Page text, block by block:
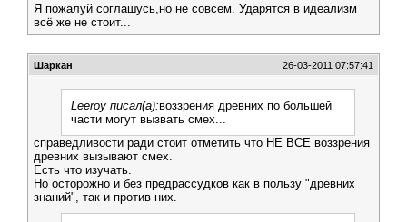
Я пожалуй соглашусь,но не совсем. Ударятся в идеализм
всё же не стоит...
Шаркан 26-03-2011 07:57:41
Leeroy писал(а):воззрения древних по большей
части могут вызвать смех...
справедливости ради стоит отметить что НЕ ВСЕ воззрения
древних вызывают смех.
Есть что изучать.
Но осторожно и без предрассудков как в пользу "древних
знаний", так и против них.